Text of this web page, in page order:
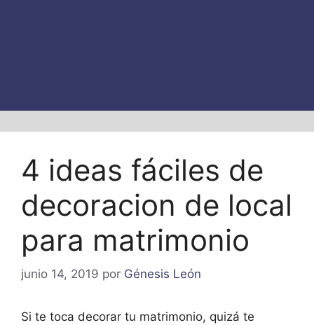
4 ideas fáciles de
decoracion de local
para matrimonio
junio 14, 2019 por Génesis León
Si te toca decorar tu matrimonio, quizá te